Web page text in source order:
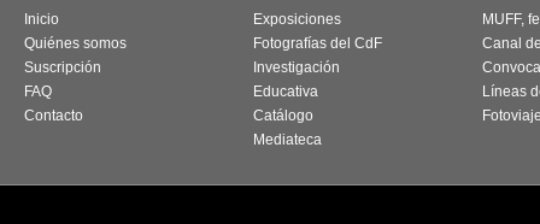
Inicio
Quiénes somos
Suscripción
FAQ
Contacto
Exposiciones
Fotografías del CdF
Investigación
Educativa
Catálogo
Mediateca
MUFF,
Canal
Líneas